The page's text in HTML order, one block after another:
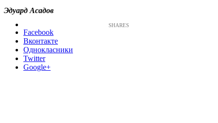
Эдуард Асадов
Facebook
Вконтакте
Однокласники
Twitter
Google+